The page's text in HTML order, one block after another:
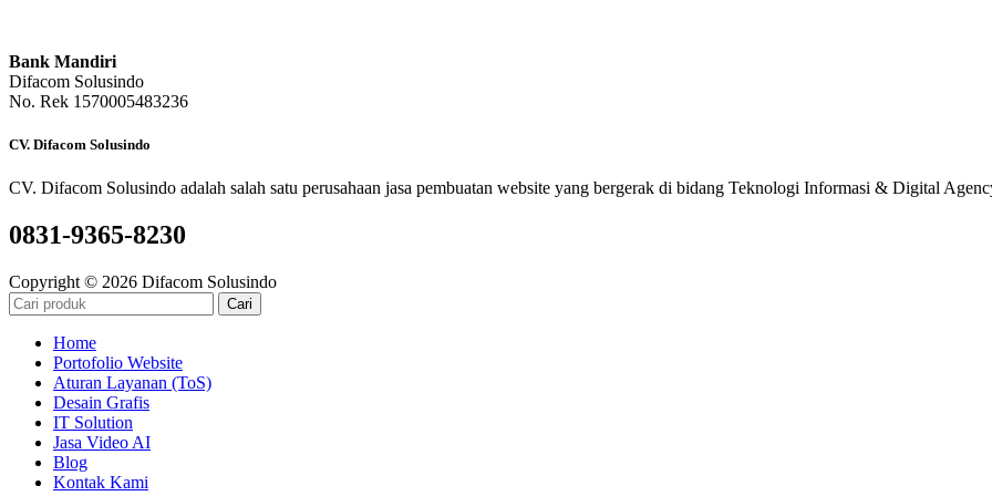
Bank Mandiri
Difacom Solusindo
No. Rek 1570005483236
CV. Difacom Solusindo
CV. Difacom Solusindo adalah salah satu perusahaan jasa pembuatan website yang bergerak di bidang Teknologi Informasi & Digital
0831-9365-8230
Copyright © 2026 Difacom Solusindo
Cari
Home
Portofolio Website
Aturan Layanan (ToS)
Desain Grafis
IT Solution
Jasa Video AI
Blog
Kontak Kami